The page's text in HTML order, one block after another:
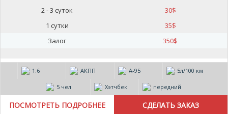
2 - 3 суток
30$
1 сутки
35$
Залог
350$
1.6 АКПП А-95 5л/100 км
5 чел Хэтчбек передний
ПОСМОТРЕТЬ ПОДРОБНЕЕ